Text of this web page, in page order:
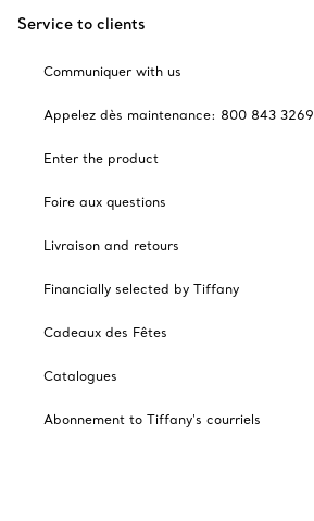
Service to clients
Communiquer with us
Appelez dès maintenance: 800 843 3269
Enter the product
Foire aux questions
Livraison and retours
Financially selected by Tiffany
Cadeaux des Fêtes
Catalogues
Abonnement to Tiffany's courriels